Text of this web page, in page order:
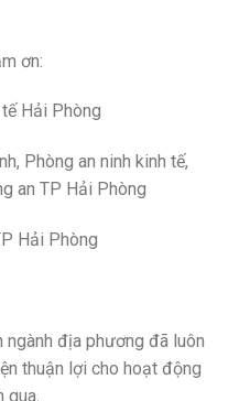
ơn:
Hải Phòng
Phòng an ninh kinh tế,
an TP Hải Phòng
Hải Phòng
ngành địa phương đã luôn
thuận lợi cho hoạt động